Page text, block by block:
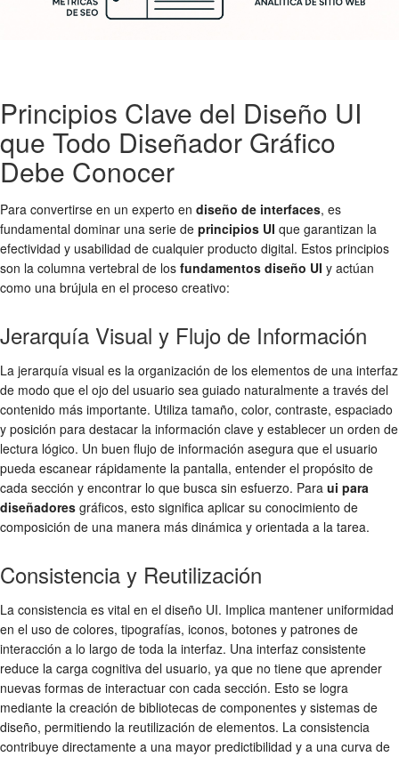
Principios Clave del Diseño UI
que Todo Diseñador Gráfico
Debe Conocer
Para convertirse en un experto en diseño de interfaces, es
fundamental dominar una serie de principios UI que garantizan la
efectividad y usabilidad de cualquier producto digital. Estos principios
son la columna vertebral de los fundamentos diseño UI y actúan
como una brújula en el proceso creativo:
Jerarquía Visual y Flujo de Información
La jerarquía visual es la organización de los elementos de una interfaz
de modo que el ojo del usuario sea guiado naturalmente a través del
contenido más importante. Utiliza tamaño, color, contraste, espaciado
y posición para destacar la información clave y establecer un orden de
lectura lógico. Un buen flujo de información asegura que el usuario
pueda escanear rápidamente la pantalla, entender el propósito de
cada sección y encontrar lo que busca sin esfuerzo. Para ui para
diseñadores gráficos, esto significa aplicar su conocimiento de
composición de una manera más dinámica y orientada a la tarea.
Consistencia y Reutilización
La consistencia es vital en el diseño UI. Implica mantener uniformidad
en el uso de colores, tipografías, iconos, botones y patrones de
interacción a lo largo de toda la interfaz. Una interfaz consistente
reduce la carga cognitiva del usuario, ya que no tiene que aprender
nuevas formas de interactuar con cada sección. Esto se logra
mediante la creación de bibliotecas de componentes y sistemas de
diseño, permitiendo la reutilización de elementos. La consistencia
contribuye directamente a una mayor predictibilidad y a una curva de